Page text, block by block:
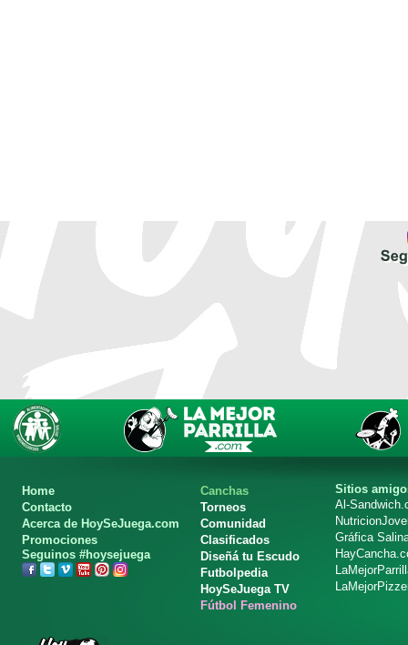
Home
Contacto
Acerca de HoySeJuega.com
Promociones
Seguinos #hoysejuega
Canchas
Torneos
Comunidad
Clasificados
Diseñá tu Escudo
Futbolpedia
HoySeJuega TV
Fútbol Femenino
Sitios
Al-
Gráfica